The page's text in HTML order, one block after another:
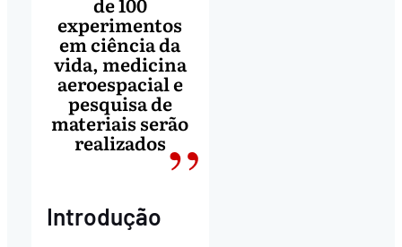
experimentos
em ciência da
vida, medicina
aeroespacial e
pesquisa de
materiais serão
realizados
Introdução